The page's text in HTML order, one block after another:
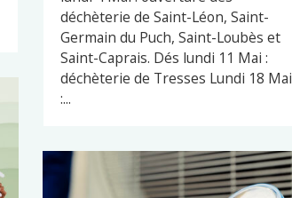
déchèterie de Saint-Léon, Saint-
Germain du Puch, Saint-Loubès et
Saint-Caprais. Dés lundi 11 Mai :
déchèterie de Tresses Lundi 18 Mai
:...